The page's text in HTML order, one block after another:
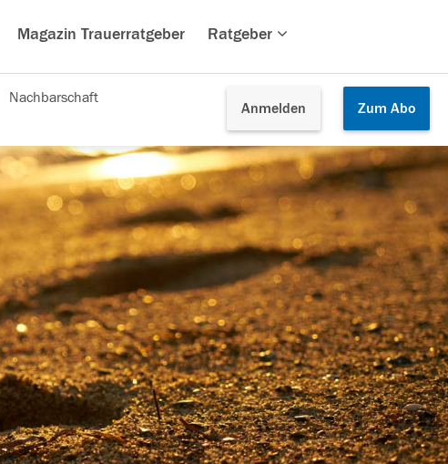
Magazin Trauerratgeber Ratgeber
Anmelden Zum Abo
Nachbarschaft